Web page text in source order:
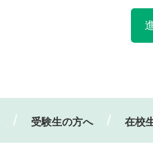
受験生の方へ 在校